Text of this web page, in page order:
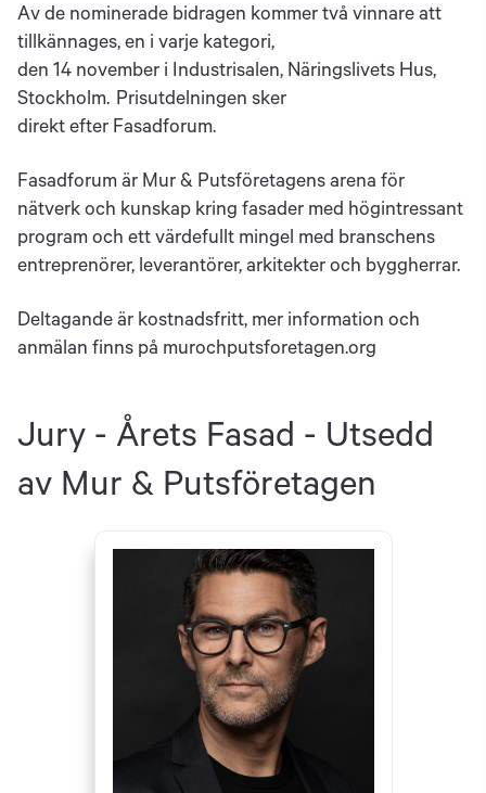
Av de nominerade bidragen kommer två vinnare att
tillkännages, en i varje kategori,
den 14 november i Industrisalen, Näringslivets Hus,
Stockholm. Prisutdelningen sker
direkt efter Fasadforum.
Fasadforum är Mur & Putsföretagens arena för
nätverk och kunskap kring fasader med högintressant
program och ett värdefullt mingel med branschens
entreprenörer, leverantörer, arkitekter och byggherrar.
Deltagande är kostnadsfritt, mer information och
anmälan finns på murochputsforetagen.org
Jury - Årets Fasad - Utsedd
av Mur & Putsföretagen